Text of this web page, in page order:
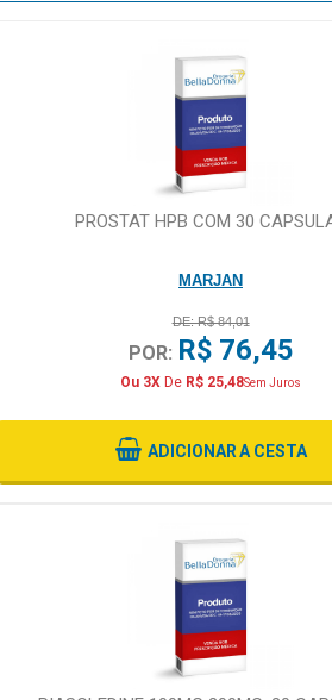
PROSTAT HPB COM 30
MARJAN
DE: R$ 84,01
POR: R$ 76,45
Ou 3X De R$ 25,48Sem Juros
ADICIONARA CESTA